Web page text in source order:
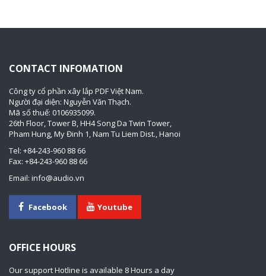
CONTACT INFOMATION
Công ty cổ phần xây lắp PDF Việt Nam.
Người đại diện: Nguyễn Văn Thạch.
Mã số thuế: 0106935099.
26th Floor, Tower B, HH4 Song Da Twin Tower,
Pham Hung, My Đinh 1, Nam Tu Liem Dist., Hanoi
Tel: +84-243-960 88 66
Fax: +84-243-960 88 66
Email: info@audio.vn
Facebook Youtube
OFFICE HOURS
Our support Hotline is available 8 Hours a day